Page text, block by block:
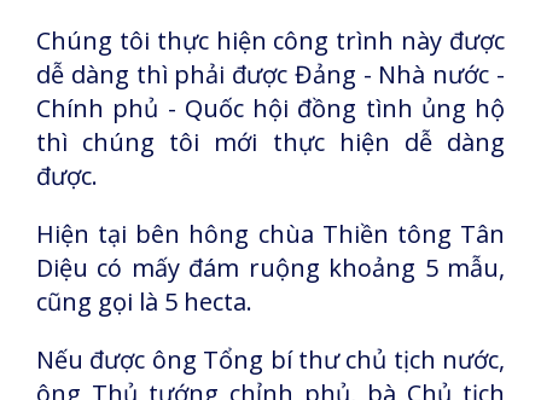
Chúng tôi thực hiện công trình này được
dễ dàng thì phải được Đảng - Nhà nước -
Chính phủ - Quốc hội đồng tình ủng hộ
thì chúng tôi mới thực hiện dễ dàng
được.
Hiện tại bên hông chùa Thiền tông Tân
Diệu có mấy đám ruộng khoảng 5 mẫu,
cũng gọi là 5 hecta.
Nếu được ông Tổng bí thư chủ tịch nước,
ông Thủ tướng chỉnh phủ, bà Chủ tịch